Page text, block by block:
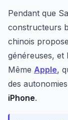
Pendant que
constructeurs
chinois
généreuses, et
Même Apple,
des
iPhone.